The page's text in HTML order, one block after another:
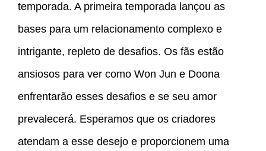
temporada. A primeira temporada lançou as
bases para um relacionamento complexo e
intrigante, repleto de desafios. Os fãs estão
ansiosos para ver como Won Jun e Doona
enfrentarão esses desafios e se seu amor
prevalecerá. Esperamos que os criadores
atendam a esse desejo e proporcionem uma